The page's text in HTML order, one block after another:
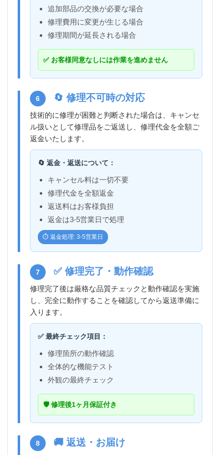
追加部品の交換が必要な場合
修理費用に変更が生じる場合
修理期間が延長される場合
✅ お客様同意なしには作業を進めません
6 🔄 修理不可時の対応
技術的に修理が困難と判断された場合は、キャンセ
ル扱いとして修理品をご返送し、修理代金を全額ご
返金いたします。
🔄 返金・返送について：
キャンセル料は一切不要
修理代金を全額返金
返送料はお客様負担
返金は3-5営業日で処理
⏱️ 返金処理: 3-5営業日
7 ✅ 修理完了・動作確認
修理完了後は厳格な品質チェックと動作確認を実施
し、完全に動作することを確認してから返送準備に
入ります。
✅ 最終チェック項目：
修理箇所の動作確認
全体的な機能テスト
外観の最終チェック
🛡️ 修理後1ヶ月保証付き
8 🚚 返送・お届け